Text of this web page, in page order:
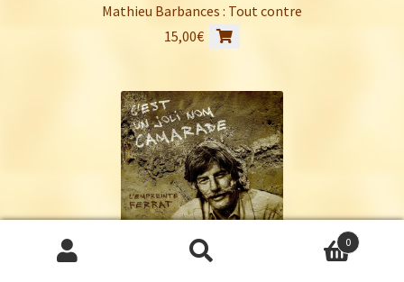
Mathieu Barbances : Tout contre
15,00€
C’est un joli nom Camarade : L’empreinte Ferrat
Recherche
Recherche
0